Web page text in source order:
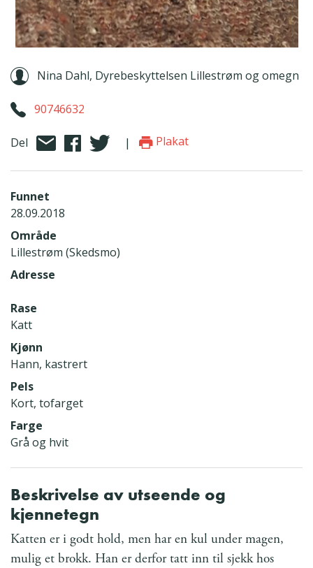
Nina Dahl, Dyrebeskyttelsen Lillestrøm og omegn
90746632
Del | Plakat
Funnet
28.09.2018
Område
Lillestrøm (Skedsmo)
Adresse
Rase
Katt
Kjønn
Hann, kastrert
Pels
Kort, tofarget
Farge
Grå og hvit
Beskrivelse av utseende og
kjennetegn
Katten er i godt hold, men har en kul under magen,
mulig et brokk. Han er derfor tatt inn til sjekk hos